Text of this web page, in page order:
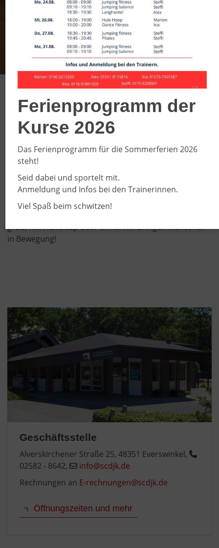
SC DJK Everswinkel
e.V.
Willkommen auf unseren
Internetseiten
Unser Verein wurde 1908 gegründet und ist mit ca.
2200 Sporttreibenden einer der größten Sportvereine
der Region. Unser Sportangebot richtet sich an
groß, mit Handicap oder ohne: Wir bringen Menschen
in Bewegung!
Geschäftsstelle
Alverskirchener Straße 25, 48351 Everswinkel,
02582 - 8642,
info@scdjk.de
Rechnungen an E-rechnungen@scdjk.de
Öffnungszeiten und mehr
Ferienprogramm der
Kurse 2026
Das Ferienprogramm für die Sommerferien 2026
steht!
Seid dabei und sportelt mit.
Anmeldung und Infos bei den Trainerinnen.
Viel Spaß beim schwitzen!